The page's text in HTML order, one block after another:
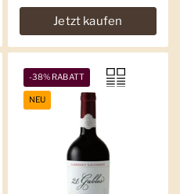
Jetzt kaufen
-38% RABATT
NEU